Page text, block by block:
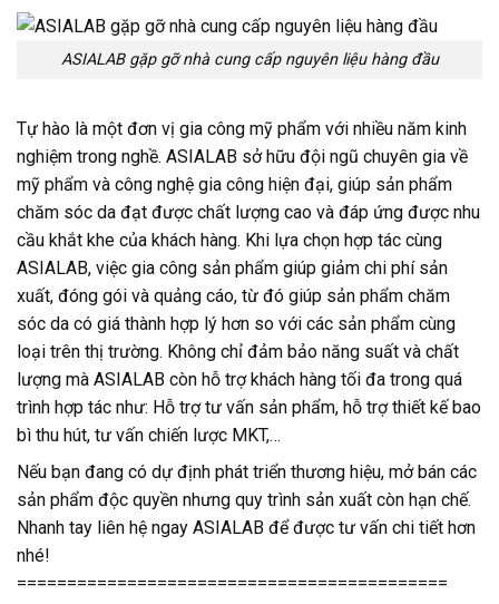
ASIALAB gặp gỡ nhà cung cấp nguyên liệu hàng đầu
Tự hào là một đơn vị gia công mỹ phẩm với nhiều năm kinh
nghiệm trong nghề. ASIALAB sở hữu đội ngũ chuyên gia về
mỹ phẩm và công nghệ gia công hiện đại, giúp sản phẩm
chăm sóc da đạt được chất lượng cao và đáp ứng được nhu
cầu khắt khe của khách hàng. Khi lựa chọn hợp tác cùng
ASIALAB, việc gia công sản phẩm giúp giảm chi phí sản
xuất, đóng gói và quảng cáo, từ đó giúp sản phẩm chăm
sóc da có giá thành hợp lý hơn so với các sản phẩm cùng
loại trên thị trường. Không chỉ đảm bảo năng suất và chất
lượng mà ASIALAB còn hỗ trợ khách hàng tối đa trong quá
trình hợp tác như: Hỗ trợ tư vấn sản phẩm, hỗ trợ thiết kế bao
bì thu hút, tư vấn chiến lược MKT,…
Nếu bạn đang có dự định phát triển thương hiệu, mở bán các
sản phẩm độc quyền nhưng quy trình sản xuất còn hạn chế.
Nhanh tay liên hệ ngay ASIALAB để được tư vấn chi tiết hơn
nhé!
===========================================